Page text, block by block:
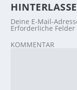
Deine E-Mail-
Erforderliche
KOMMENTAR